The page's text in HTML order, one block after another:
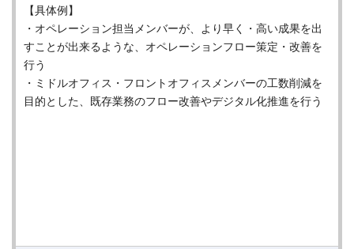
【具体例】
・オペレーション担当メンバーが、より早く・高い成果を出
すことが出来るような、オペレーションフロー策定・改善を
行う
・ミドルオフィス・フロントオフィスメンバーの工数削減を
目的とした、既存業務のフロー改善やデジタル化推進を行う